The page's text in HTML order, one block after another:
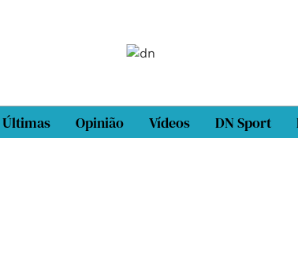
Últimas Opinião Vídeos DN Sport